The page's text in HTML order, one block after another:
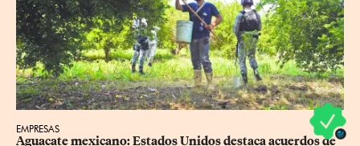
EMPRESAS
Aguacate mexicano: Estados Unidos destaca acuerdos de